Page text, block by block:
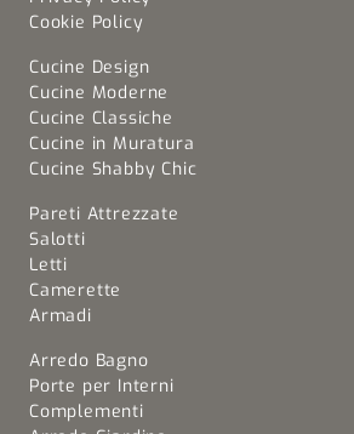
Cookie Policy
Cucine Design
Cucine Moderne
Cucine Classiche
Cucine in Muratura
Cucine Shabby Chic
Pareti Attrezzate
Salotti
Letti
Camerette
Armadi
Arredo Bagno
Porte per Interni
Complementi